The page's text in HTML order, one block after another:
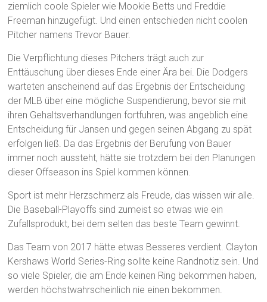
ziemlich coole Spieler wie Mookie Betts und Freddie
Freeman hinzugefügt. Und einen entschieden nicht coolen
Pitcher namens Trevor Bauer.
Die Verpflichtung dieses Pitchers trägt auch zur
Enttäuschung über dieses Ende einer Ära bei. Die Dodgers
warteten anscheinend auf das Ergebnis der Entscheidung
der MLB über eine mögliche Suspendierung, bevor sie mit
ihren Gehaltsverhandlungen fortfuhren, was angeblich eine
Entscheidung für Jansen und gegen seinen Abgang zu spät
erfolgen ließ. Da das Ergebnis der Berufung von Bauer
immer noch aussteht, hätte sie trotzdem bei den Planungen
dieser Offseason ins Spiel kommen können.
Sport ist mehr Herzschmerz als Freude, das wissen wir alle.
Die Baseball-Playoffs sind zumeist so etwas wie ein
Zufallsprodukt, bei dem selten das beste Team gewinnt.
Das Team von 2017 hätte etwas Besseres verdient. Clayton
Kershaws World Series-Ring sollte keine Randnotiz sein. Und
so viele Spieler, die am Ende keinen Ring bekommen haben,
werden höchstwahrscheinlich nie einen bekommen.